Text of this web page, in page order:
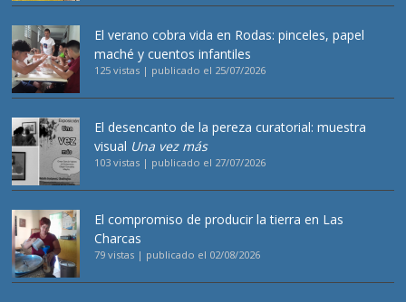
El verano cobra vida en Rodas: pinceles, papel
maché y cuentos infantiles
125 vistas | publicado el 25/07/2026
El desencanto de la pereza curatorial: muestra
visual Una vez más
103 vistas | publicado el 27/07/2026
El compromiso de producir la tierra en Las
Charcas
79 vistas | publicado el 02/08/2026